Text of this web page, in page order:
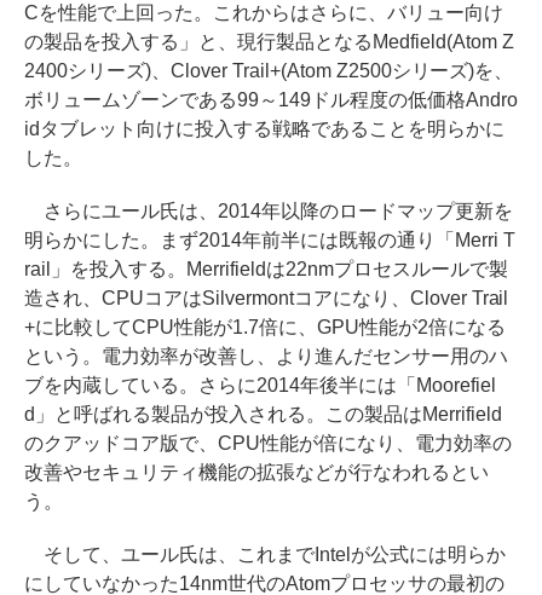
Cを性能で上回った。これからはさらに、バリュー向け
の製品を投入する」と、現行製品となるMedfield(Atom Z
2400シリーズ)、Clover Trail+(Atom Z2500シリーズ)を、
ボリュームゾーンである99～149ドル程度の低価格Andro
idタブレット向けに投入する戦略であることを明らかに
した。
さらにユール氏は、2014年以降のロードマップ更新を
明らかにした。まず2014年前半には既報の通り「Merri T
rail」を投入する。Merrifieldは22nmプロセスルールで製
造され、CPUコアはSilvermontコアになり、Clover Trail
+に比較してCPU性能が1.7倍に、GPU性能が2倍になる
という。電力効率が改善し、より進んだセンサー用のハ
ブを内蔵している。さらに2014年後半には「Moorefiel
d」と呼ばれる製品が投入される。この製品はMerrifield
のクアッドコア版で、CPU性能が倍になり、電力効率の
改善やセキュリティ機能の拡張などが行なわれるとい
う。
そして、ユール氏は、これまでIntelが公式には明らか
にしていなかった14nm世代のAtomプロセッサの最初の